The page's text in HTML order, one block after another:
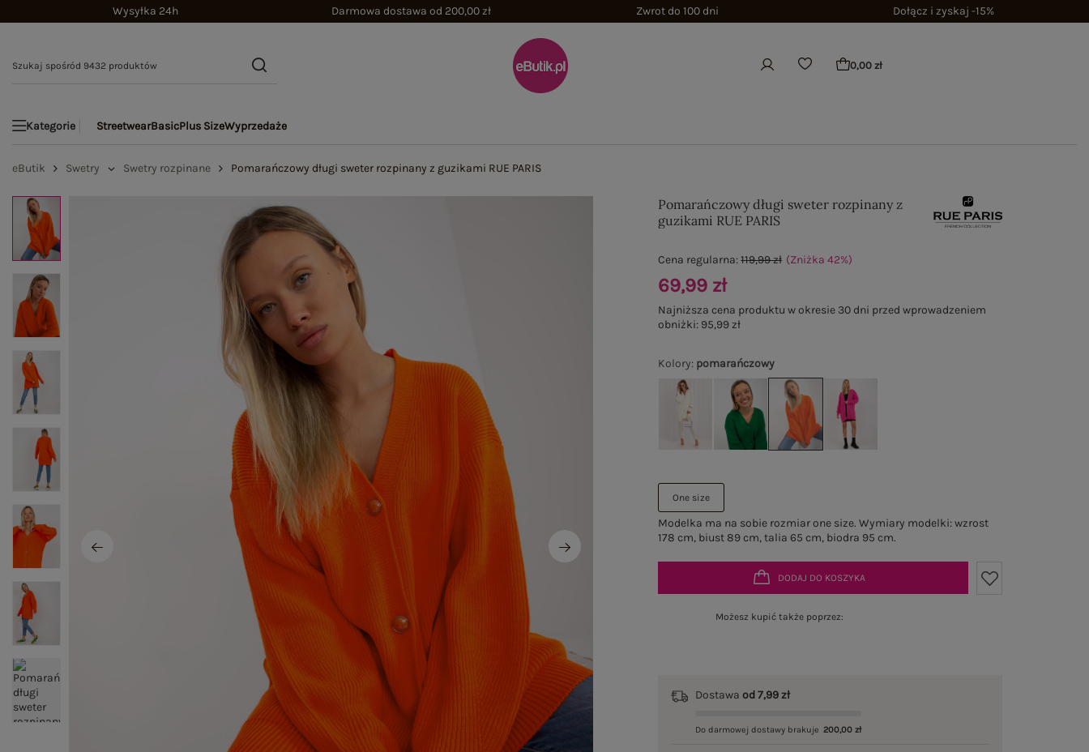
Wysyłka 24h Darmowa dostawa od 200,00 zł Zwrot do 100 dni Dołącz i zyskaj -15%
0,00 zł
Kategorie StreetwearBasicPlus SizeWyprzedaże
eButik Swetry Swetry rozpinane Pomarańczowy długi sweter rozpinany z guzikami RUE PARIS
Pomarańczowy długi sweter rozpinany z
guzikami RUE PARIS
Kolory: pomarańczowy
One size
Modelka ma na sobie rozmiar one size. Wymiary modelki: wzrost
178 cm, biust 89 cm, talia 65 cm, biodra 95 cm.
Cena regularna:119,99 zł (Zniżka42%)
69,99 zł
Najniższa cena produktu w okresie 30 dni przed wprowadzeniem
obniżki: 95,99 zł
DODAJ DO KOSZYKA
Możesz kupić także poprzez:
Dostawaod 7,99 zł
Do darmowej dostawy brakuje 200,00 zł